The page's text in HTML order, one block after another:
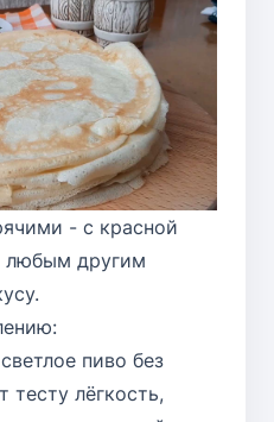
- с красной
любым другим
пиво без
тесту лёгкость,